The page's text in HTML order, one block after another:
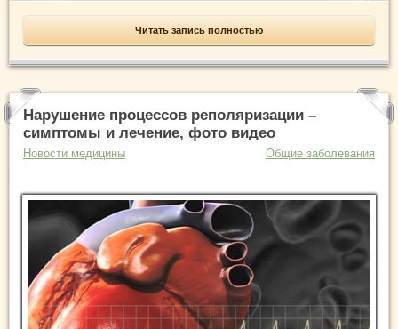
Читать запись полностью
Нарушение процессов реполяризации –
симптомы и лечение, фото видео
Новости медицины Общие заболевания